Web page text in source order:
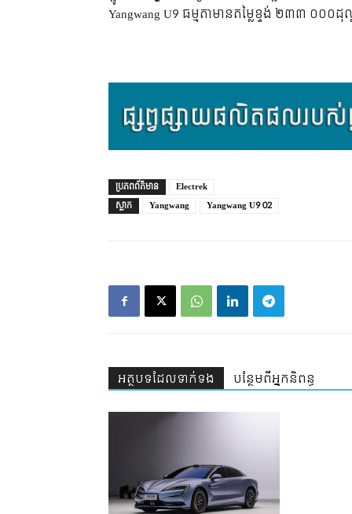
Yangwang U9 ធម្មតាមានតម្លៃខ្ទង់ ២៣៣ ០០០
ប្រភព​ព័ត៌មាន
Electrek
ស្លាក
Yangwang Yangwang U9 02
អត្ថបទ​ដែល​ទាក់ទង បន្ថែម​ពី​អ្នកនិពន្ធ